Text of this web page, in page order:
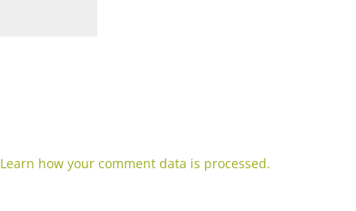
Learn how your comment data is processed.